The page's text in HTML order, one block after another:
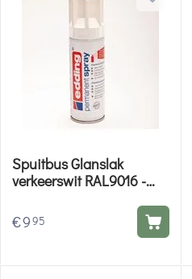
Spuitbus Glanslak
verkeerswit RAL9016 -
€995